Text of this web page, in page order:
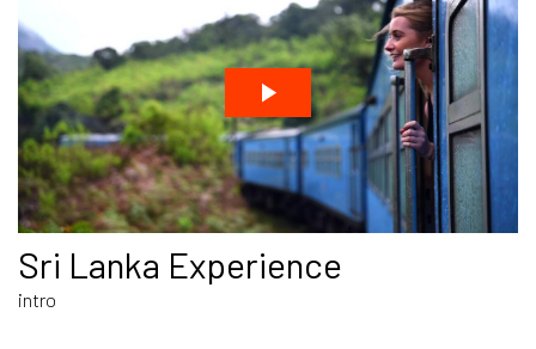
Sri Lanka Experience
intro